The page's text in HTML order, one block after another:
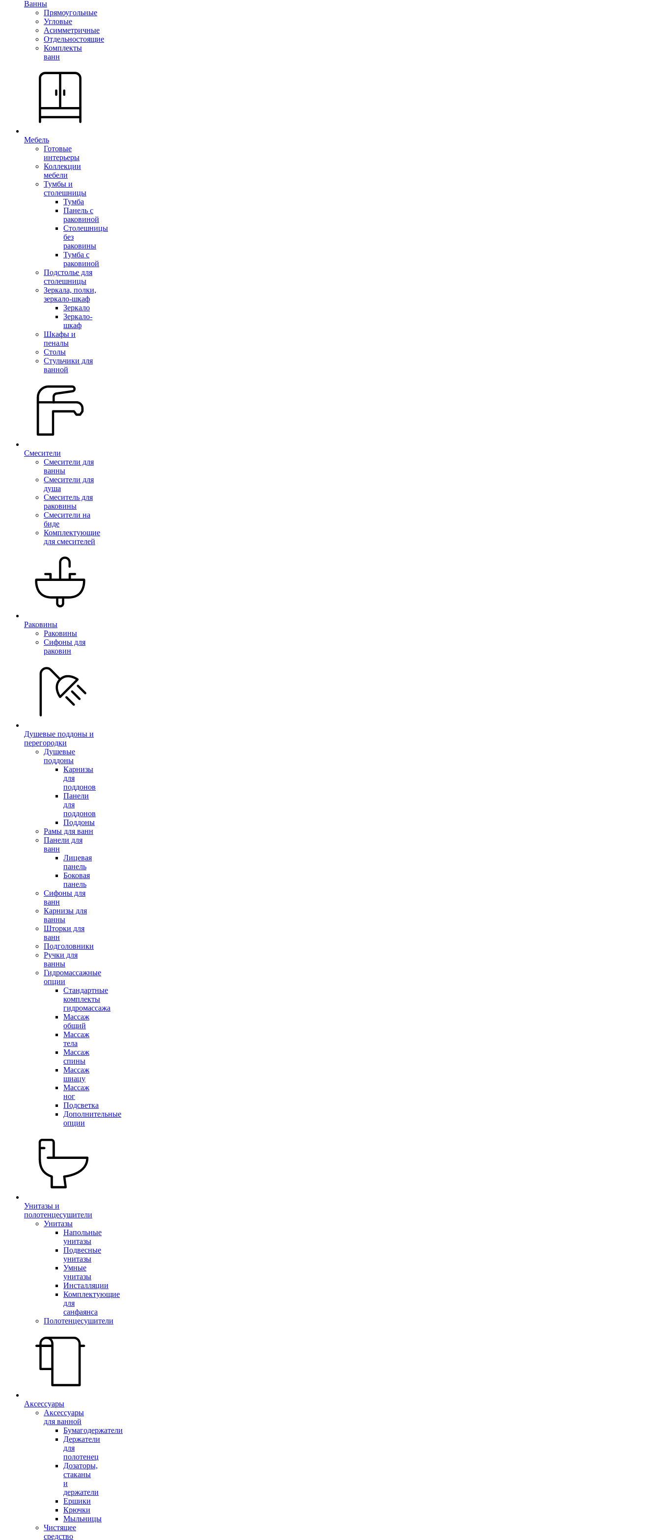
Ванны
Прямоугольные
Угловые
Асимметричные
Отдельностоящие
Комплекты
ванн
Мебель
Готовые
интерьеры
Коллекции
мебели
Тумбы и
столешницы
Тумба
Панель с
раковиной
Столешницы
без
раковины
Тумба с
раковиной
Подстолье для
столешницы
Зеркала, полки,
зеркало-шкаф
Зеркало
Зеркало-
шкаф
Шкафы и
пеналы
Столы
Стульчики для
ванной
Смесители
Смесители для
ванны
Смесители для
душа
Смеситель для
раковины
Смесители на
биде
Комплектующие
для смесителей
Раковины
Раковины
Сифоны для
раковин
Душевые поддоны и
перегородки
Душевые
поддоны
Карнизы
для
поддонов
Панели
для
поддонов
Поддоны
Рамы для ванн
Панели для
ванн
Лицевая
панель
Боковая
панель
Сифоны для
ванн
Карнизы для
ванны
Шторки для
ванн
Подголовники
Ручки для
ванны
Гидромассажные
опции
Стандартные
комплекты
гидромассажа
Массаж
общий
Массаж
тела
Массаж
спины
Массаж
шиацу
Массаж
ног
Подсветка
Дополнительные
опции
Унитазы и
полотенцесушители
Унитазы
Напольные
унитазы
Подвесные
унитазы
Умные
унитазы
Инсталляции
Комплектующие
для
санфаянса
Полотенцесушители
Аксессуары
Аксессуары
для ванной
Бумагодержатели
Держатели
для
полотенец
Дозаторы,
стаканы
и
держатели
Ершики
Крючки
Мыльницы
Чистящее
средство